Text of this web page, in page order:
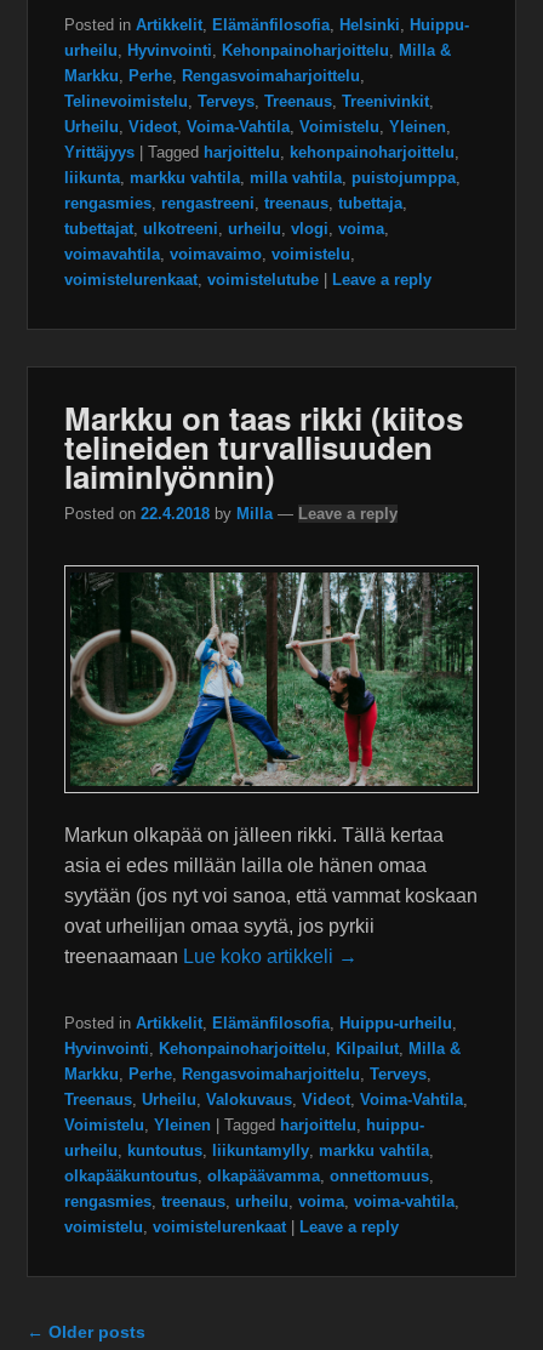
Posted in Artikkelit Elämänfilosofia Helsinki
Huippu-
urheilu
Hyvinvointi Kehonpainoharjoittelu
Milla &
Markku
Perhe Rengasvoimaharjoittelu
Telinevoimistelu ,Terveys ,Treenaus ,Treenivinkit
Urheilu ,Videot ,Voima-Vahtila ,Voimistelu ,Yleinen
Yrittäjyys
|Tagged harjoittelu kehonpainoharjoittelu
liikunta markku vahtila milla vahtila puistojumppa
rengasmies rengastreeni ,treenaus ,tubettaja
tubettajat ,ulkotreeni ,urheilu ,vlogi ,voima
voimavahtila ,voimavaimo ,voimistelu
voimistelurenkaat ,voimistelutube Leave a reply
Markku on taas rikki (kiitos
telineiden turvallisuuden
laiminlyönnin)
Posted on22.4.2018 by Milla — Leave a reply
Markun olkapää on jälleen rikki. Tällä kertaa
asia ei edes millään lailla ole hänen omaa
syytään (jos nyt voi sanoa, että vammat koskaan
ovat urheilijan omaa syytä, jos pyrkii
treenaamaan Lue koko artikkeli →
Posted in Artikkelit Elämänfilosofia Huippu-urheilu
Hyvinvointi
Kehonpainoharjoittelu Kilpailut
Milla &
Markku
Perhe Rengasvoimaharjoittelu ,Terveys
Treenaus ,Urheilu ,Valokuvaus ,Videot ,Voima-Vahtila
Voimistelu ,Yleinen |Tagged harjoittelu
huippu-
urheilu
kuntoutus liikuntamylly markku vahtila
olkapääkuntoutus ,olkapäävamma ,onnettomuus
rengasmies ,treenaus ,urheilu ,voima ,voima-vahtila
voimistelu ,voimistelurenkaat Leave a reply
Post navigation
← Older posts